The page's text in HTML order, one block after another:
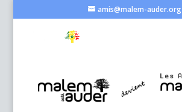
amis@malem-auder.org